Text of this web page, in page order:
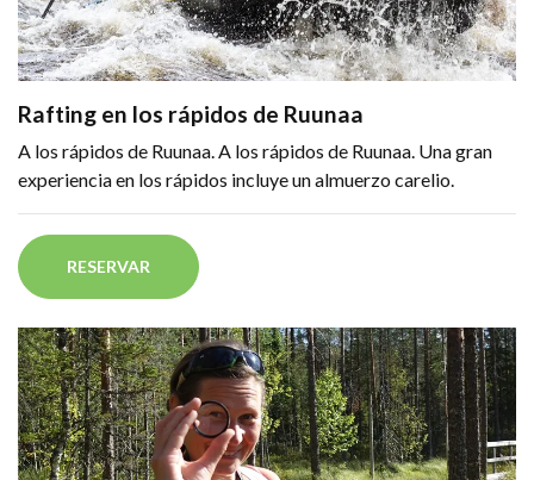
Rafting en los rápidos de Ruunaa
A los rápidos de Ruunaa. A los rápidos de Ruunaa. Una gran
experiencia en los rápidos incluye un almuerzo carelio.
RESERVAR